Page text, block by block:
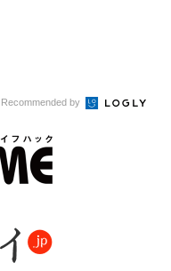
Recommended by